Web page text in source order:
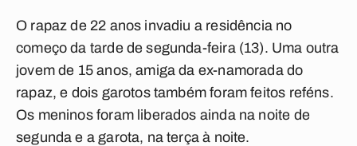
O rapaz de 22 anos invadiu a residência no
começo da tarde de segunda-feira (13). Uma outra
jovem de 15 anos, amiga da ex-namorada do
rapaz, e dois garotos também foram feitos reféns.
Os meninos foram liberados ainda na noite de
segunda e a garota, na terça à noite.